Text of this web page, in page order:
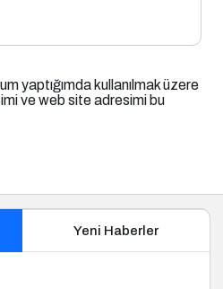
yaptığımda kullanılmak üzere
ve web site adresimi bu
Yeni Haberler